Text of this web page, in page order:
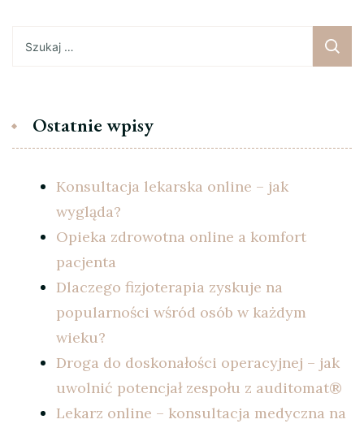
Ostatnie wpisy
Konsultacja lekarska online – jak
wygląda?
Opieka zdrowotna online a komfort
pacjenta
Dlaczego fizjoterapia zyskuje na
popularności wśród osób w każdym
wieku?
Droga do doskonałości operacyjnej – jak
uwolnić potencjał zespołu z auditomat®
Lekarz online – konsultacja medyczna na